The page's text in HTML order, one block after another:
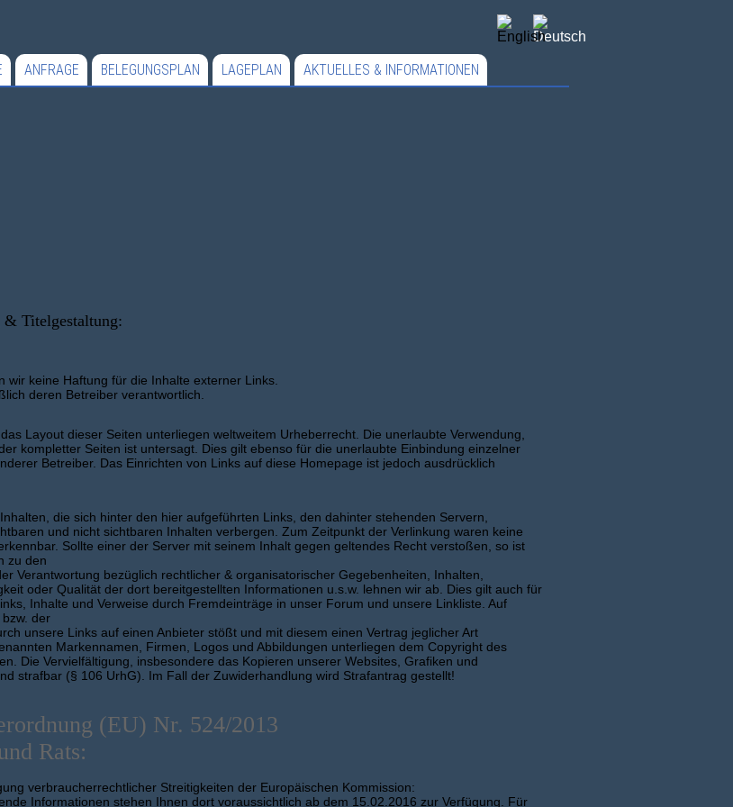
ANFRAGE BELEGUNGSPLAN LAGEPLAN AKTUELLES & INFORMATIONEN
& Titelgestaltung:
wir keine Haftung für die Inhalte externer Links.
deren Betreiber verantwortlich.
Layout dieser Seiten unterliegen weltweitem Urheberrecht. Die unerlaubte Verwendung,
kompletter Seiten ist untersagt. Dies gilt ebenso für die unerlaubte Einbindung einzelner
Betreiber. Das Einrichten von Links auf diese Homepage ist jedoch ausdrücklich
die sich hinter den hier aufgeführten Links, den dahinter stehenden Servern,
und nicht sichtbaren Inhalten verbergen. Zum Zeitpunkt der Verlinkung waren keine
Sollte einer der Server mit seinem Inhalt gegen geltendes Recht verstoßen, so ist
zu den
Verantwortung bezüglich rechtlicher & organisatorischer Gegebenheiten, Inhalten,
oder Qualität der dort bereitgestellten Informationen u.s.w. lehnen wir ab. Dies gilt auch für
Inhalte und Verweise durch Fremdeinträge in unser Forum und unsere Linkliste. Auf
der
unsere Links auf einen Anbieter stößt und mit diesem einen Vertrag jeglicher Art
Markennamen, Firmen, Logos und Abbildungen unterliegen dem Copyright des
Die Vervielfältigung, insbesondere das Kopieren unserer Websites, Grafiken und
strafbar (§ 106 UrhG). Im Fall der Zuwiderhandlung wird Strafantrag gestellt!
(EU) Nr. 524/2013
Rats:
verbraucherrechtlicher Streitigkeiten der Europäischen Kommission:
Informationen stehen Ihnen dort voraussichtlich ab dem 15.02.2016 zur Verfügung. Für